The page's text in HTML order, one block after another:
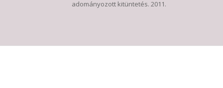
adományozott kitüntetés. 2011.